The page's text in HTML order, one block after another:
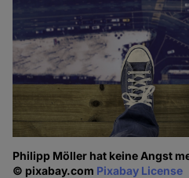
Philipp Möller hat keine Angst
© pixabay.com Pixabay License